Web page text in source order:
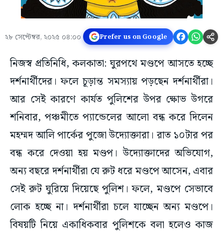
২৮ সেপ্টেম্বর, ২০২৫ ০৪:০০ Prefer us on Google
নিজস্ব প্রতিনিধি, কলকাতা: ঘুরপথে মণ্ডপে আসতে হচ্ছে
দর্শনার্থীদের। ফলে চূড়ান্ত সমস্যায় পড়ছেন দর্শনার্থীরা।
আর সেই কারণে কার্যত পুলিশের উপর ক্ষোভ উগরে
শনিবার, পঞ্চমীতে প্যান্ডেলের আলো বন্ধ করে দিলেন
মহম্মদ আলি পার্কের পুজো উদ্যোক্তারা। রাত ১০টার পর
বন্ধ করে দেওয়া হয় মণ্ডপ। উদ্যোক্তাদের অভিযোগ,
অন্য বছরে দর্শনার্থীরা যে রুট ধরে মণ্ডপে আসেন, এবার
সেই রুট ঘুরিয়ে দিয়েছে পুলিশ। ফলে, মণ্ডপে সেভাবে
লোক হচ্ছে না। দর্শনার্থীরা চলে যাচ্ছেন অন্য মণ্ডপে।
বিষয়টি নিয়ে একাধিকবার পুলিশকে বলা হলেও কাজ